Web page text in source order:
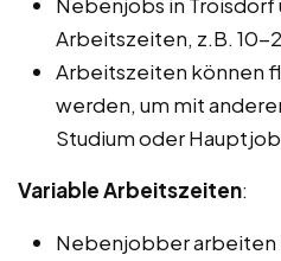
Arbeitszeiten, z.B. 10-
Arbeitszeiten können
werden, um mit
Studium oder
Variable Arbeitszeiten:
Nebenjobber arbeiten